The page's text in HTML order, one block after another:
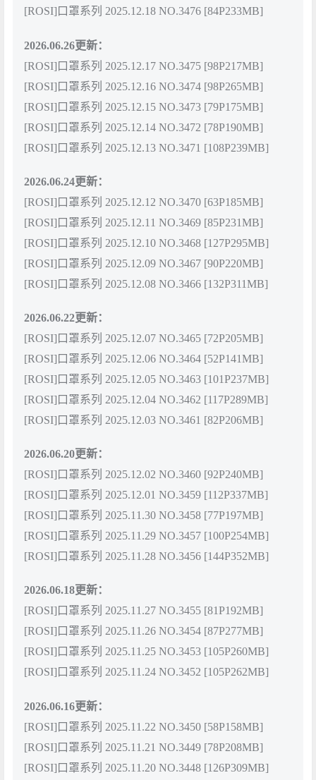
[ROSI]口罩系列 2025.12.18 NO.3476 [84P233MB]
2026.06.26更新：
[ROSI]口罩系列 2025.12.17 NO.3475 [98P217MB]
[ROSI]口罩系列 2025.12.16 NO.3474 [98P265MB]
[ROSI]口罩系列 2025.12.15 NO.3473 [79P175MB]
[ROSI]口罩系列 2025.12.14 NO.3472 [78P190MB]
[ROSI]口罩系列 2025.12.13 NO.3471 [108P239MB]
2026.06.24更新：
[ROSI]口罩系列 2025.12.12 NO.3470 [63P185MB]
[ROSI]口罩系列 2025.12.11 NO.3469 [85P231MB]
[ROSI]口罩系列 2025.12.10 NO.3468 [127P295MB]
[ROSI]口罩系列 2025.12.09 NO.3467 [90P220MB]
[ROSI]口罩系列 2025.12.08 NO.3466 [132P311MB]
2026.06.22更新：
[ROSI]口罩系列 2025.12.07 NO.3465 [72P205MB]
[ROSI]口罩系列 2025.12.06 NO.3464 [52P141MB]
[ROSI]口罩系列 2025.12.05 NO.3463 [101P237MB]
[ROSI]口罩系列 2025.12.04 NO.3462 [117P289MB]
[ROSI]口罩系列 2025.12.03 NO.3461 [82P206MB]
2026.06.20更新：
[ROSI]口罩系列 2025.12.02 NO.3460 [92P240MB]
[ROSI]口罩系列 2025.12.01 NO.3459 [112P337MB]
[ROSI]口罩系列 2025.11.30 NO.3458 [77P197MB]
[ROSI]口罩系列 2025.11.29 NO.3457 [100P254MB]
[ROSI]口罩系列 2025.11.28 NO.3456 [144P352MB]
2026.06.18更新：
[ROSI]口罩系列 2025.11.27 NO.3455 [81P192MB]
[ROSI]口罩系列 2025.11.26 NO.3454 [87P277MB]
[ROSI]口罩系列 2025.11.25 NO.3453 [105P260MB]
[ROSI]口罩系列 2025.11.24 NO.3452 [105P262MB]
2026.06.16更新：
[ROSI]口罩系列 2025.11.22 NO.3450 [58P158MB]
[ROSI]口罩系列 2025.11.21 NO.3449 [78P208MB]
[ROSI]口罩系列 2025.11.20 NO.3448 [126P309MB]